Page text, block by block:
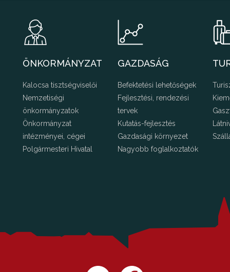
ÖNKORMÁNYZAT
Kalocsa tisztségviselői
Nemzetiségi
önkormányzatok
Önkormányzat
intézményei, cégei
Polgármesteri Hivatal
GAZDASÁG
Befektetési lehetőségek
Fejlesztési, rendezési
tervek
Kutatás-fejlesztés
Gazdasági környezet
Nagyobb foglalkoztatók